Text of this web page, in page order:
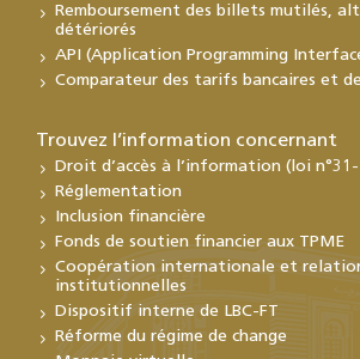
Remboursement des billets mutilés,
détériorés
API (Application Programming
Comparateur des tarifs bancaires et
Trouvez l’information concernant
Droit d’accès à l’information (loi
Réglementation
Inclusion financière
Fonds de soutien financier aux TPME
Coopération internationale et
institutionnelles
Dispositif interne de LBC-FT
Réforme du régime de change